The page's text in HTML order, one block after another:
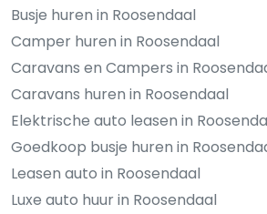
Busje huren in Roosendaal
Camper huren in Roosendaal
Caravans en Campers in
Caravans huren in Roosendaal
Elektrische auto leasen in
Goedkoop busje huren in
Leasen auto in Roosendaal
Luxe auto huur in Roosendaal